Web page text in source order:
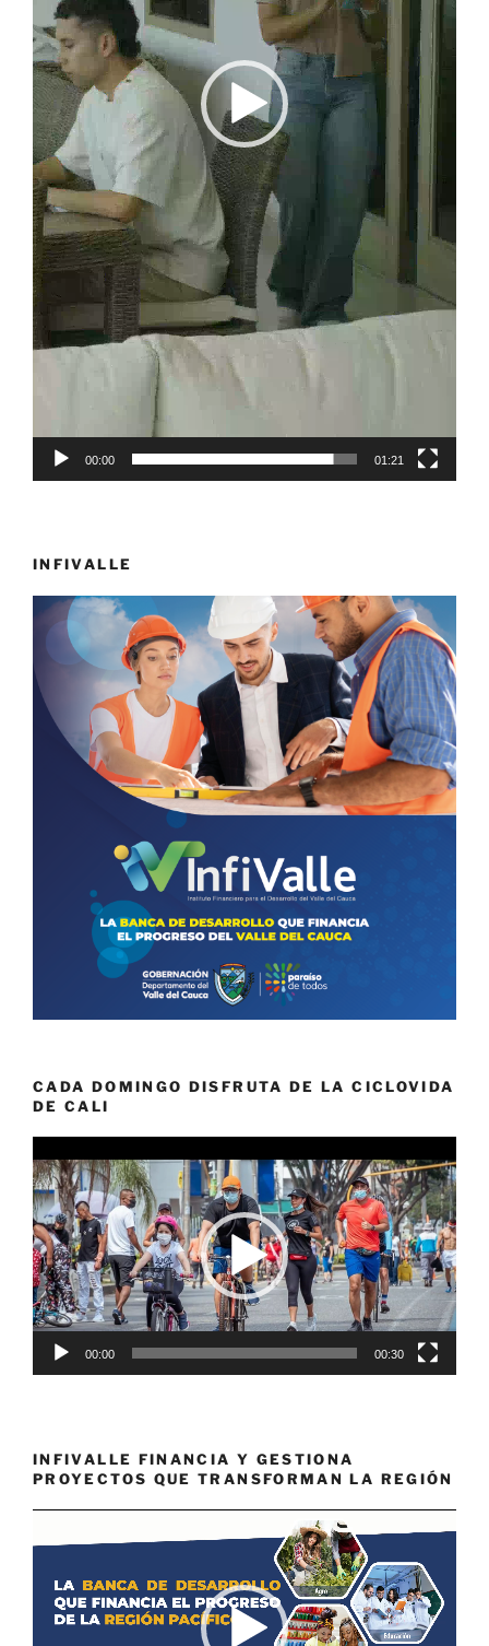
00:00 01:21
INFIVALLE
CADA DOMINGO DISFRUTA DE LA CICLOVIDA
DE CALI
de
vídeo
00:00 00:30
INFIVALLE FINANCIA Y GESTIONA
PROYECTOS QUE TRANSFORMAN LA REGIÓN
de